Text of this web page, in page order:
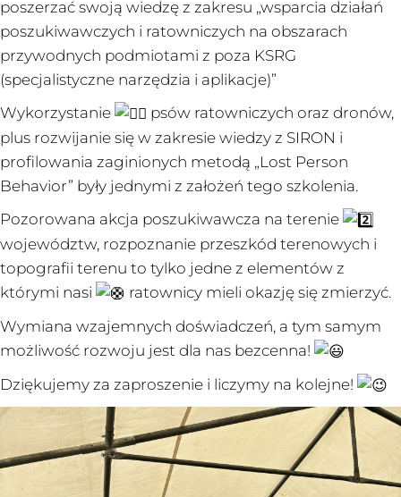
poszerzać swoją wiedzę z zakresu „wsparcia działań
poszukiwawczych i ratowniczych na obszarach
przywodnych podmiotami z poza KSRG
(specjalistyczne narzędzia i aplikacje)”
Wykorzystanie
psów ratowniczych oraz dronów,
plus rozwijanie się w zakresie wiedzy z SIRON i
profilowania zaginionych metodą „Lost Person
Behavior” były jednymi z założeń tego szkolenia.
Pozorowana akcja poszukiwawcza na terenie
województw, rozpoznanie przeszkód terenowych i
topografii terenu to tylko jedne z elementów z
którymi nasi
ratownicy mieli okazję się zmierzyć.
Wymiana wzajemnych doświadczeń, a tym samym
możliwość rozwoju jest dla nas bezcenna!
Dziękujemy za zaproszenie i liczymy na kolejne!